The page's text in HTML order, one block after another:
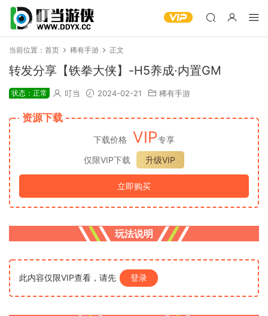
当前位置： 首页 稀有手游 正文
转发分享【铁拳大侠】-H5养成·内置GM
状态：正常 叮当 2024-02-21 稀有手游
资源下载
下载价格 VIP专享
仅限VIP下载
升级VIP
立即购买
玩法说明
此内容仅限VIP查看，请先 登录